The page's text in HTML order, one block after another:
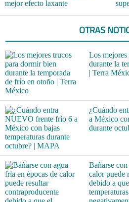
mejor efecto laxante
OTRAS
Los
durante la
| Terra
¿Cuándo
a México
durante
Bañarse
calor puede
debido a